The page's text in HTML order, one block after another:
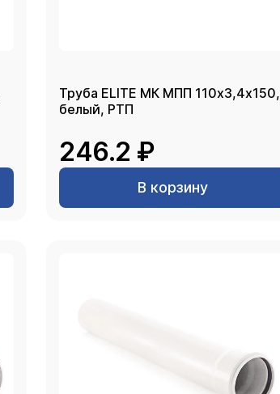
Труба ELITE МК МПП 110х3,4х150,
белый, РТП
246.2 ₽
В корзину